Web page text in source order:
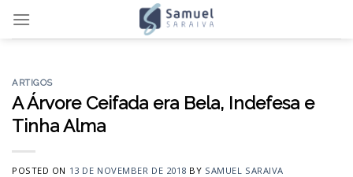
ARTIGOS
A Árvore Ceifada era Bela, Indefesa e
Tinha Alma
POSTED ON 13 DE NOVEMBER DE 2018 BY SAMUEL SARAIVA